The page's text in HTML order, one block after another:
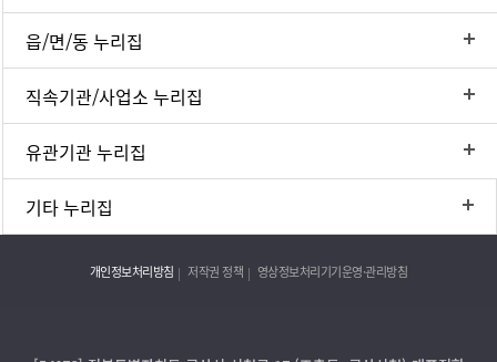
읍/면/동 누리집
직속기관/사업소 누리집
유관기관 누리집
기타 누리집
개인정보처리방침 저작권 정책 영상정보처리기기운영·관리방침